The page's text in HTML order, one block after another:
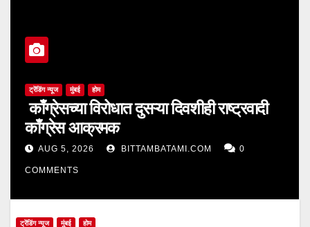
ट्रेंडिंग न्यूज मुंबई होम
काँग्रेसच्या विरोधात दुसऱ्या दिवशीही राष्ट्रवादी
काँग्रेस आक्रमक
AUG 5, 2026 BITTAMBATAMI.COM 0
COMMENTS
ट्रेंडिंग न्यूज मुंबई होम